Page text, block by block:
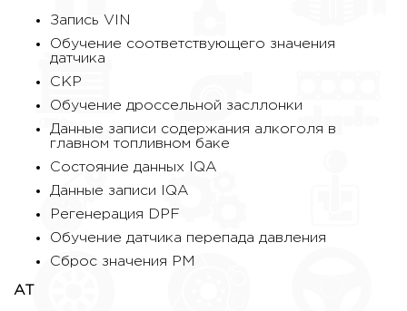
Запись VIN
Обучение соответствующего значения
датчика
CKP
Обучение дроссельной засллонки
Данные записи содержания алкоголя в
главном топливном баке
Состояние данных IQA
Данные записи IQA
Регенерация DPF
Обучение датчика перепада давления
Сброс значения PM
AT